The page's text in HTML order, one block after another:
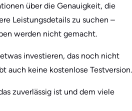
über die Genauigkeit, die
Leistungsdetails zu suchen –
werden nicht gemacht.
investieren, das noch nicht
auch keine kostenlose Testversion.
zuverlässig ist und dem viele